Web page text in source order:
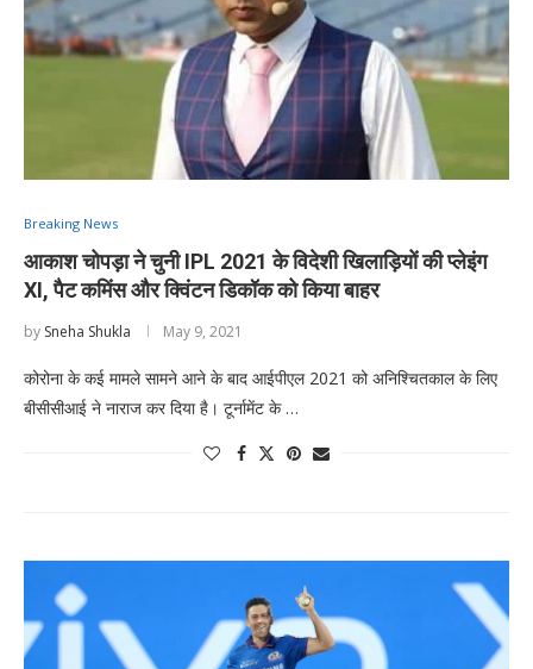
Breaking News
आकाश चोपड़ा ने चुनी IPL 2021 के विदेशी खिलाड़ियों की प्लेइंग
XI, पैट कमिंस और क्विंटन डिकॉक को किया बाहर
by Sneha Shukla May 9, 2021
कोरोना के कई मामले सामने आने के बाद आईपीएल 2021 को अनिश्चितकाल के लिए
बीसीसीआई ने नाराज कर दिया है। टूर्नामेंट के …